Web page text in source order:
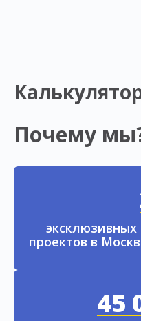
Почему
проектов в
45